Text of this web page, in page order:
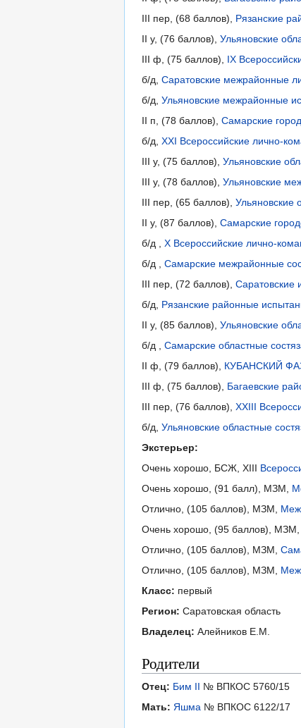
III пер, (68 баллов), Рязанские
II у, (76 баллов), Ульяновские
III ф, (75 баллов), IX
б/д, Саратовские межрайонные
б/д, Ульяновские межрайонные
II п, (78 баллов), Самарские
б/д, XXI Всероссийские лично-
III у, (75 баллов), Ульяновские
III у, (78 баллов), Ульяновские
III пер, (65 баллов), Ульяновские
II у, (87 баллов), Самарские
б/д , X Всероссийские лично-
б/д , Самарские межрайонные
III пер, (72 баллов), Саратовские
б/д, Рязанские районные
II у, (85 баллов), Ульяновские
б/д , Самарские областные
II ф, (79 баллов), КУБАНСКИЙ
III ф, (75 баллов), Багаевские
III пер, (76 баллов), XXIII
б/д, Ульяновские областные
Экстерьер:
Очень хорошо, БСЖ, XIII
Очень хорошо, (91 балл), МЗМ,
Отлично, (105 баллов), МЗМ,
Очень хорошо, (95 баллов), МЗМ,
Отлично, (105 баллов), МЗМ,
Отлично, (105 баллов), МЗМ,
Класс: первый
Регион: Саратовская область
Владелец: Алейников Е.М.
Родители
Отец: Бим II № ВПКОС 5760/15
Мать: Яшма № ВПКОС 6122/17